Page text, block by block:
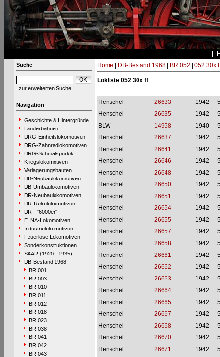
Suche
zur erweiterten Suche
Navigation
Geschichte & Hintergründe
Länderbahnen
DRG-Einheitslokomotiven
DRG-Zahnradlokomotiven
DRG-Schmalspurlok.
Kriegslokomotiven
Verlagerungsbauten
DB-Neubaulokomotiven
DB-Umbaulokomotiven
DR-Neubaulokomotiven
DR-Rekolokomotiven
DR - "6000er"
ELNA-Lokomotiven
Industrielokomotiven
Feuerlose Lokomotiven
Sonderkonstruktionen
SAAR (1920 - 1935)
DB-Bestand 1968
BR 001
BR 003
BR 010
BR 011
BR 012
BR 018
BR 023
BR 038
BR 041
BR 042
BR 043
Home DB-Bestand 1968| BR 052 052 30x ff
Lokliste 052 30x ff
Henschel 26633 1942
Henschel
26635 1942
BLW
14958 1940
Henschel
26637 1942
Henschel
26641 1942
Henschel
26646 1942
Henschel
26648 1942
Henschel
26650 1942
Henschel
26651 1942
Henschel
26654 1942
Henschel
26655 1942
Henschel
26657 1942
Henschel
26658 1942
Henschel
26661 1942
Henschel
26662 1942
Henschel
26663 1942
Henschel
26664 1942
Henschel
26665 1942
Henschel
26667 1942
Henschel
26668 1942
Henschel
26670 1942
Henschel
26671 1942